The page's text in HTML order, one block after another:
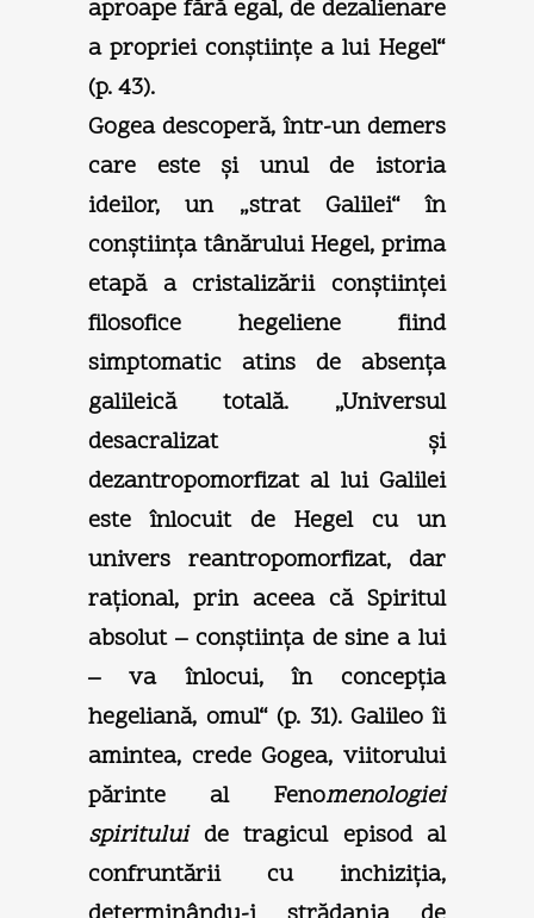
aproape fără egal, de dezalienare
a propriei conştiinţe a lui Hegel“
(p. 43).
Gogea descoperă, într-un demers
care este şi unul de istoria
ideilor, un „strat Galilei“ în
conştiinţa tânărului Hegel, prima
etapă a cristalizării conştiinţei
filosofice hegeliene fiind
simptomatic atins de absenţa
galileică totală. „Universul
desacralizat şi
dezantropomorfizat al lui Galilei
este înlocuit de Hegel cu un
univers reantropomorfizat, dar
raţional, prin aceea că Spiritul
absolut – conştiinţa de sine a lui
– va înlocui, în concepţia
hegeliană, omul“ (p. 31). Galileo îi
amintea, crede Gogea, viitorului
părinte al Fenomenologiei
spirituluide tragicul episod al
confruntării cu inchiziţia,